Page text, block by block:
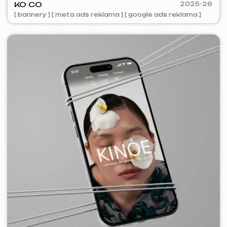
[ smm management ] [ web ] [ design ] [ seo ]
2024